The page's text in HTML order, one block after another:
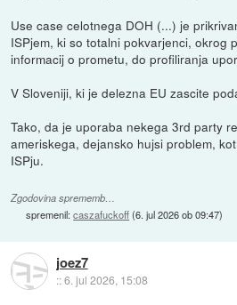
Use case celotnega DOH (...) je
ISPjem, ki so totalni pokvarjenci, okrog
informacij o prometu, do profiliranja
V Sloveniji, ki je delezna EU zascite
Tako, da je uporaba nekega 3rd party
ameriskega, dejansko hujsi problem,
ISPju.
Zgodovina sprememb…
spremenil:caszafuckoff(6. jul 2026 ob 09:47)
joez7
::6. jul 2026, 15:08